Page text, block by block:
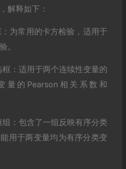
解释如下：
：为常用的卡方检验，适用于
。
框：适用于两个连续性变量的
量的Pearson相关系数和
组：包含了一组反映有序分类
用于两变量均为有序分类变